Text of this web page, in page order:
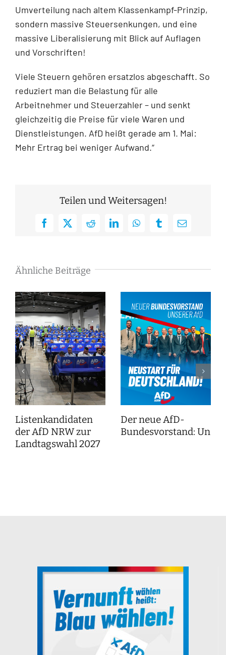
Umverteilung nach altem Klassenkampf-Prinzip,
sondern massive Steuersenkungen, und eine
massive Liberalisierung mit Blick auf Auflagen
und Vorschriften!
Viele Steuern gehören ersatzlos abgeschafft. So
reduziert man die Belastung für alle
Arbeitnehmer und Steuerzahler – und senkt
gleichzeitig die Preise für viele Waren und
Dienstleistungen. AfD heißt gerade am 1. Mai:
Mehr Ertrag bei weniger Aufwand.“
Teilen und Weitersagen!
Facebook
X RedditLinkedInWhatsAppTumblrE-
Ähnliche Beiträge
Listenkandidaten
der AfD NRW zur
Landtagswahl 2027
Der neue AfD-
Bundesvorstand: